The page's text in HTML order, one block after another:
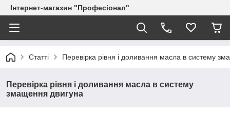
Інтернет-магазин "Професіонал"
Статті Перевірка рівня і доливання масла в систему
Перевірка рівня і доливання масла в систему
змащення двигуна